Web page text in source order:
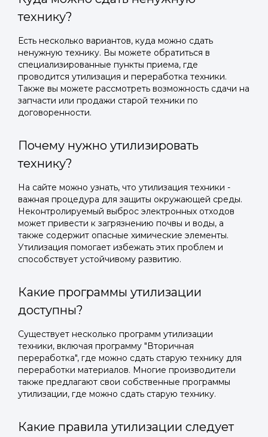
технику?
Есть несколько вариантов, куда можно сдать
ненужную технику. Вы можете обратиться в
специализированные пункты приема, где
проводится утилизация и переработка техники.
Также вы можете рассмотреть возможность сдачи на
запчасти или продажи старой техники по
договоренности.
Почему нужно утилизировать
технику?
На сайте можно узнать, что утилизация техники -
важная процедура для защиты окружающей среды.
Неконтролируемый выброс электронных отходов
может привести к загрязнению почвы и воды, а
также содержит опасные химические элементы.
Утилизация помогает избежать этих проблем и
способствует устойчивому развитию.
Какие программы утилизации
доступны?
Существует несколько программ утилизации
техники, включая программу "Вторичная
переработка", где можно сдать старую технику для
переработки материалов. Многие производители
также предлагают свои собственные программы
утилизации, где можно сдать старую технику.
Какие правила утилизации следует